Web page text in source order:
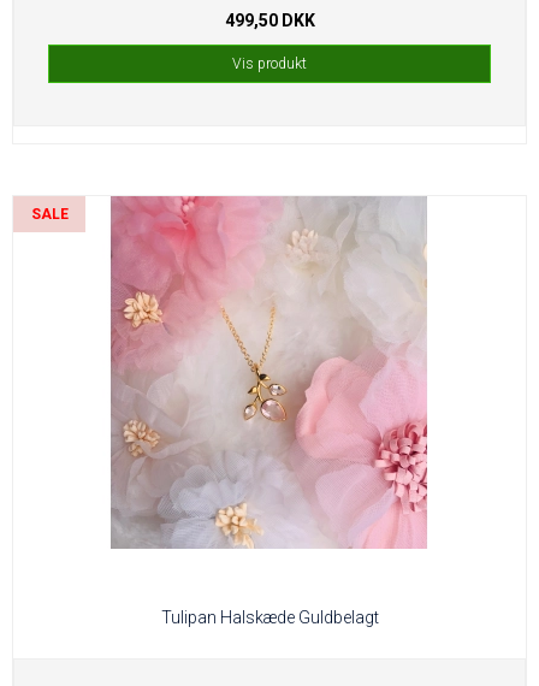
499,50 DKK
Vis produkt
SALE
Tulipan Halskæde Guldbelagt